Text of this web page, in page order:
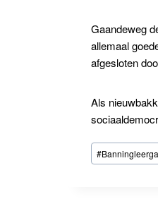
Gaandeweg
allemaal
afgesloten
Als
Bericht
tags:
#